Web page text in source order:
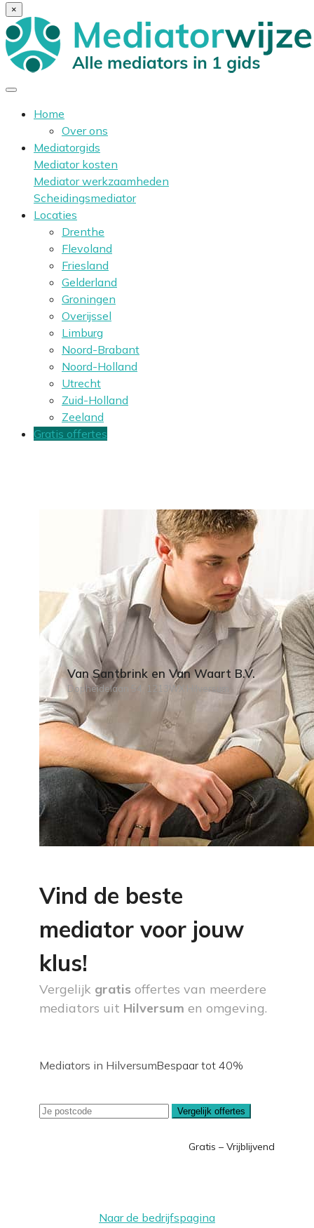
×
Home
Over ons
Mediatorgids
Mediator kosten
Mediator werkzaamheden
Scheidingsmediator
Locaties
Drenthe
Flevoland
Friesland
Gelderland
Groningen
Overijssel
Limburg
Noord-Brabant
Noord-Holland
Utrecht
Zuid-Holland
Zeeland
Gratis offertes
Van Santbrink en Van Waart B.V.
Dopheidelaan 54, 1213WX Hilversum
Vind de beste
mediator voor jouw
klus!
Vergelijk gratis offertes van meerdere
mediators uit Hilversum en omgeving.
Mediators in HilversumBespaar tot 40%
Vergelijk offertes
Gratis – Vrijblijvend
Naar de bedrijfspagina